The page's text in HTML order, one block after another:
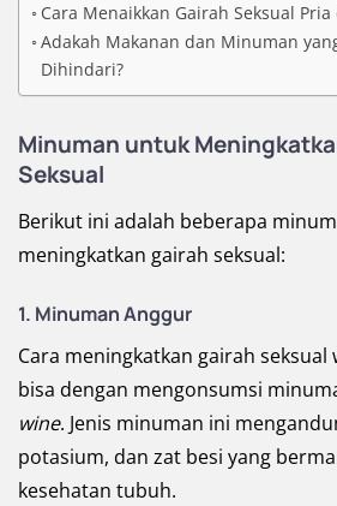
Cara Menaikkan Gairah Seksual
Adakah Makanan dan Minuman
Dihindari?
Minuman untuk
Seksual
Berikut ini adalah beberapa
meningkatkan gairah seksual:
1. Minuman Anggur
Cara meningkatkan gairah seksual
bisa dengan mengonsumsi
wine. Jenis minuman ini
potasium, dan zat besi yang
kesehatan tubuh.